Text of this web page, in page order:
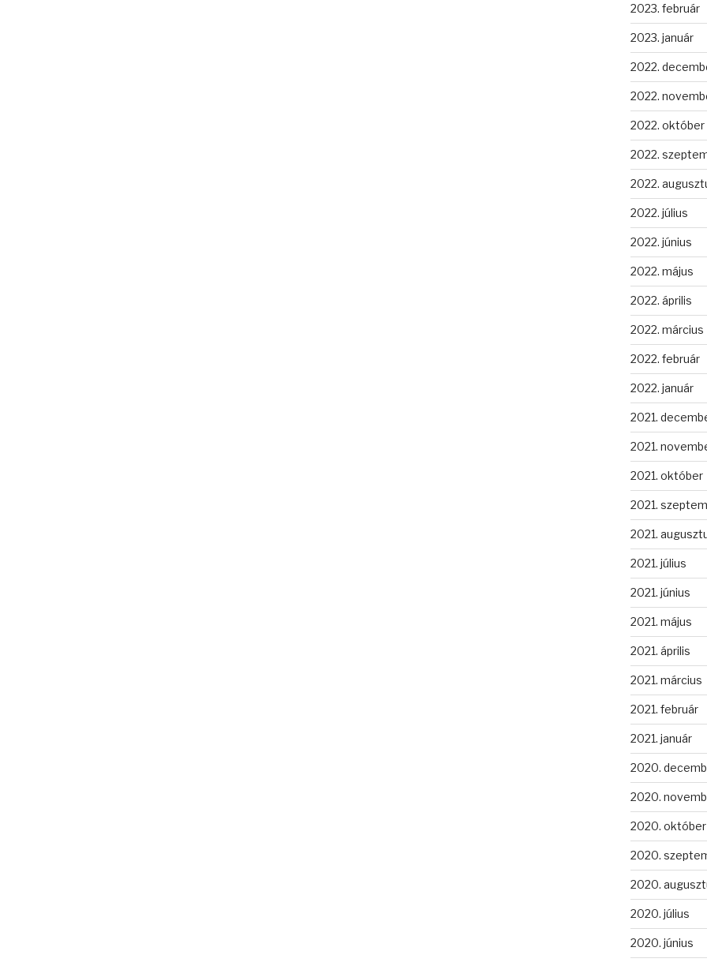
2023. február
2023. január
2022.
2022.
2022. október
2022.
2022.
2022. július
2022. június
2022. május
2022. április
2022. március
2022. február
2022. január
2021.
2021.
2021. október
2021.
2021.
2021. július
2021. június
2021. május
2021. április
2021. március
2021. február
2021. január
2020.
2020.
2020. október
2020.
2020.
2020. július
2020. június